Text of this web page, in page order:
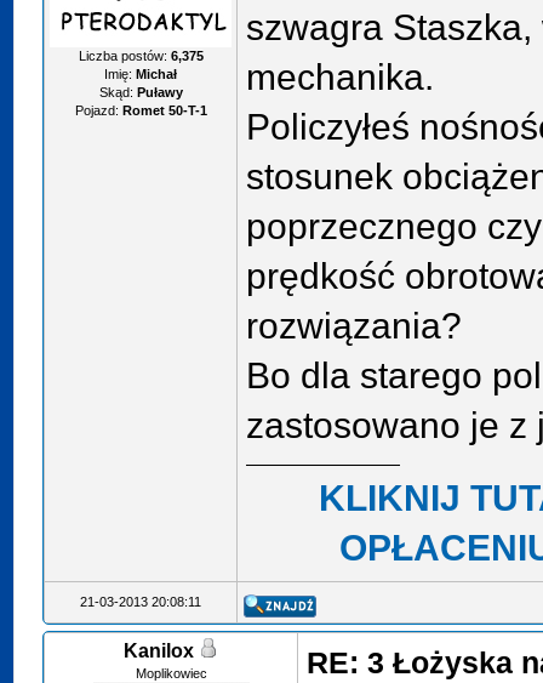
Liczba postów: 6,375
Imię: Michał
Skąd: Puławy
Pojazd: Romet 50-T-1
szwagra
mechanika.
Policzyłeś
stosunek
poprzecznego
prędkość
rozwiązania?
Bo dla starego
zastosowano je z
KLIKNIJ
21-03-2013 20:08:11
Kanilox
Moplikowiec
RE: 3 Łożyska